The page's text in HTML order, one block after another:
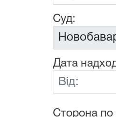
Суд:
Дата
Від:
Сторона по